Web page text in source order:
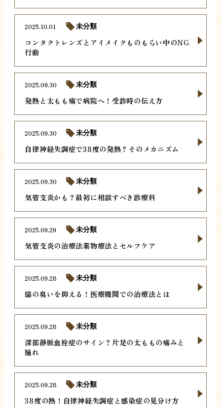
コンタクトレンズとアイメイクものもらい中のNG
行動
2025.10.01 未分類
発熱と太もも痛で病院へ！受診時の伝え方
2025.09.30 未分類
自律神経失調症で38度の発熱？そのメカニズム
2025.09.30 未分類
気管支炎かも？最初に相談すべき診療科
2025.09.30 未分類
気管支炎の治療法薬物療法とセルフケア
2025.09.29 未分類
脇の臭いを抑える！医療機関での治療法とは
2025.09.28 未分類
深部静脈血栓症のサイン？片足の太ももの痛みと
腫れ
2025.09.28 未分類
38度の熱！自律神経失調症と感染症の見分け方
2025.09.28 未分類